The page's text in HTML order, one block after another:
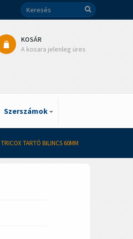
KOSÁR
A kosara jelenleg üres
Szerszámok
TRICOX TARTÓ BILINCS 60MM